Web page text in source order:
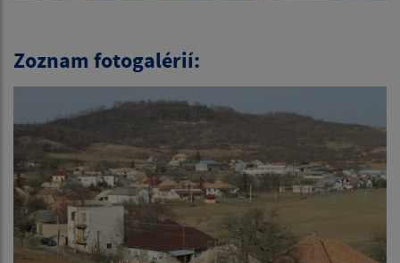
Zoznam fotogalérií: